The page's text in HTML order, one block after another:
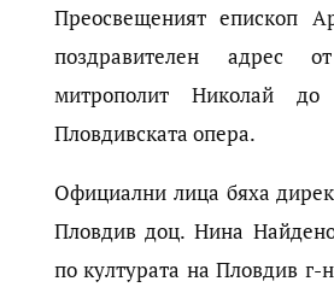
Преосвещеният епископ
поздравителен адрес
митрополит Николай до
Пловдивската опера.
Официални лица бяха
Пловдив доц. Нина
по културата на Пловдив